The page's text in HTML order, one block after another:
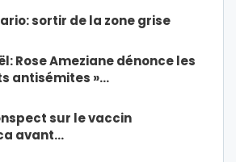
sortir de la zone grise
Rose Ameziane dénonce les
antisémites »…
sur le vaccin
avant…